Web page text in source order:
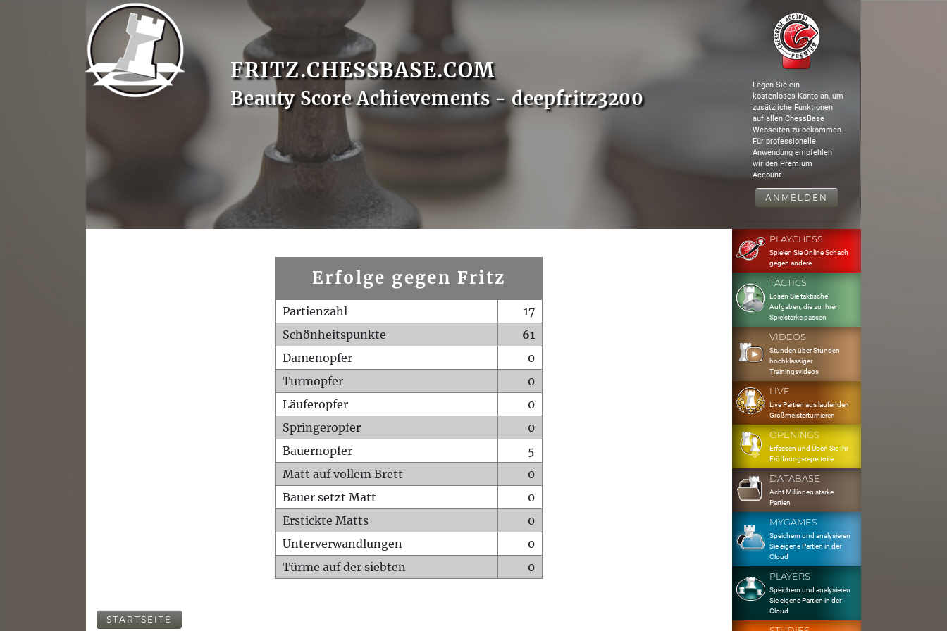
FRITZ.CHESSBASE.COM
Beauty Score Achievements - deepfritz3200
Legen Sie ein
kostenloses Konto an, um
zusätzliche Funktionen
auf allen ChessBase
Webseiten zu bekommen.
Für professionelle
Anwendung empfehlen
wir den Premium
Account.
ANMELDEN
Erfolge gegen Fritz
Partienzahl
17
Schönheitspunkte
61
Damenopfer
0
Turmopfer
0
Läuferopfer
0
Springeropfer
0
Bauernopfer
5
Matt auf vollem Brett
0
Bauer setzt Matt
0
Erstickte Matts
0
Unterverwandlungen
0
Türme auf der siebten
0
STARTSEITE
PLAYCHESS
Spielen Sie Online Schach
gegen andere
TACTICS
Lösen Sie taktische
Aufgaben, die zu Ihrer
Spielstärke passen
VIDEOS
Stunden über Stunden
hochklassiger
Trainingsvideos
LIVE
Live Partien aus laufenden
Großmeisterturnieren
OPENINGS
Erfassen und Üben Sie Ihr
Eröffnungsrepertoire
DATABASE
Acht Millionen starke
Partien
MYGAMES
Speichern und analysieren
Sie eigene Partien in der
Cloud
PLAYERS
Speichern und analysieren
Sie eigene Partien in der
Cloud